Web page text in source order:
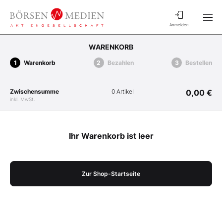
Anmelden
WARENKORB
Warenkorb Bezahlen Bestellen
Zwischensumme
inkl. MwSt.
0 Artikel 0,00 €
Ihr Warenkorb ist leer
Zur Shop-Startseite